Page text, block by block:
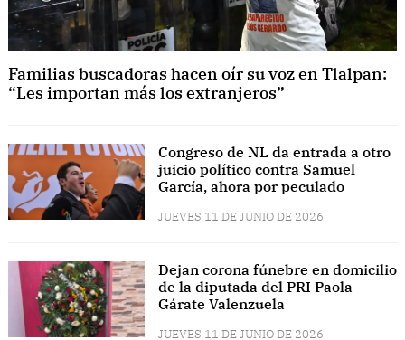
Familias buscadoras hacen oír su voz en Tlalpan:
“Les importan más los extranjeros”
Congreso de NL da entrada a otro
juicio político contra Samuel
García, ahora por peculado
JUEVES 11 DE JUNIO DE 2026
Dejan corona fúnebre en domicilio
de la diputada del PRI Paola
Gárate Valenzuela
JUEVES 11 DE JUNIO DE 2026